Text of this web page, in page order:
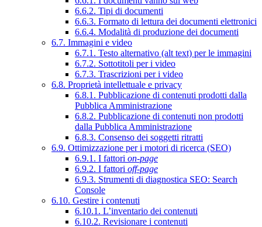
6.6.2. Tipi di documenti
6.6.3. Formato di lettura dei documenti elettronici
6.6.4. Modalità di produzione dei documenti
6.7. Immagini e video
6.7.1. Testo alternativo (alt text) per le immagini
6.7.2. Sottotitoli per i video
6.7.3. Trascrizioni per i video
6.8. Proprietà intellettuale e privacy
6.8.1. Pubblicazione di contenuti prodotti dalla
Pubblica Amministrazione
6.8.2. Pubblicazione di contenuti non prodotti
dalla Pubblica Amministrazione
6.8.3. Consenso dei soggetti ritratti
6.9. Ottimizzazione per i motori di ricerca (SEO)
6.9.1. I fattori on-page
6.9.2. I fattori off-page
6.9.3. Strumenti di diagnostica SEO: Search
Console
6.10. Gestire i contenuti
6.10.1. L’inventario dei contenuti
6.10.2. Revisionare i contenuti